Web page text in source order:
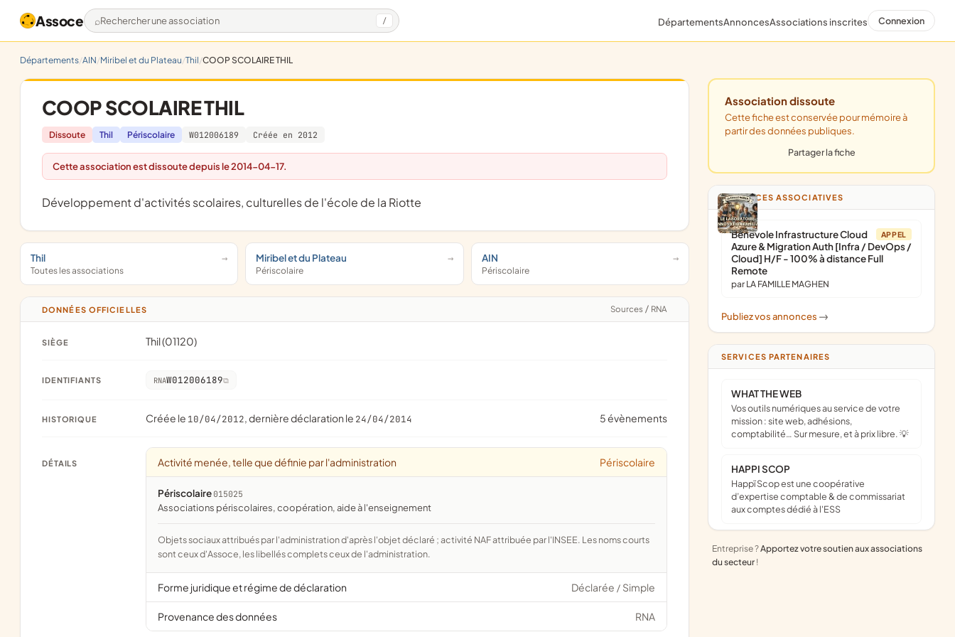
Assoce Rechercher une association / DépartementsAnnoncesAssociations inscrites Connexion
Départements AIN Miribel et du Plateau Thil COOP SCOLAIRE THIL
COOP SCOLAIRE THIL
Dissoute Thil Périscolaire W012006189 Créée en 2012
Cette association est dissoute depuis le 2014-04-17.
développement d'activités scolaires, culturelles de l'école de la Riotte
Thil
Toutes les associations
Miribel et du Plateau
Périscolaire
AIN
Périscolaire
DONNÉES OFFICIELLES Sources / RNA
SIÈGE Thil (01120)
IDENTIFIANTS RNAW012006189
HISTORIQUE Créée le 10/04/2012, dernière déclaration le 24/04/2014 5 évènements
DÉTAILS Activité menée, telle que définie par l'administration Périscolaire
Périscolaire 015025
associations périscolaires, coopération, aide à l'enseignement
Objets sociaux attribués par l'administration d'après l'objet déclaré ; activité NAF attribuée par l'INSEE. Les noms courts
sont ceux d'Assoce, les libellés complets ceux de l'administration.
Forme juridique et régime de déclaration Déclarée / Simple
Provenance des données RNA
Association dissoute
Cette fiche est conservée pour mémoire à
partir des données publiques.
Partager la fiche
ANNONCES ASSOCIATIVES
APPEL
Bénévole Infrastructure Cloud
Azure & Migration Auth [Infra / DevOps /
Cloud] H/F - 100% à distance Full
Remote
par LA FAMILLE MAGHEN
Publiez vos annonces ->
SERVICES PARTENAIRES
WHAT THE WEB
Vos outils numériques au service de votre
mission : site web, adhésions,
comptabilité… Sur mesure, et à prix libre. 💡
HAPPI SCOP
Happï Scop est une coopérative
d’expertise comptable & de commissariat
aux comptes dédié à l'ESS
Entreprise ?Apportez votre soutien aux associations
du secteur !